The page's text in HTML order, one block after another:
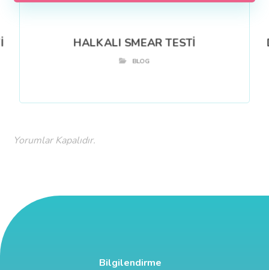
HALKALI SMEAR TESTİ
BLOG
Yorumlar Kapalıdır.
Bilgilendirme